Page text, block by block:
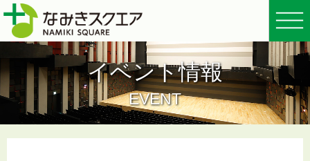
イベント情報
EVENT